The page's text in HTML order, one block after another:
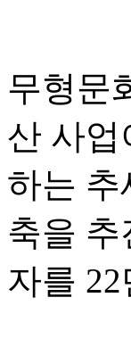
무형문
산 사업
하는 추
축을
자를